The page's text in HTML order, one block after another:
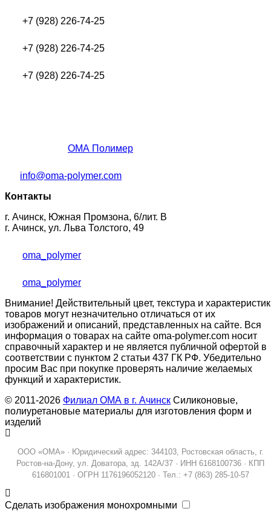
+7 (928) 226-74-25
+7 (928) 226-74-25
+7 (928) 226-74-25
ОМА Полимер
info@oma-polymer.com
Контакты
г. Ачинск, Южная Промзона, 6/лит. В
г. Ачинск, ул. Льва Толстого, 49
oma_polymer
oma_polymer
Внимание! Действительный цвет, текстура и
товаров могут незначительно отличаться от их
изображений и описаний, представленных на сайте. Вся
информация о товарах на сайте oma-polymer.com носит
справочный характер и не является публичной офертой в
соответствии с пунктом 2 статьи 437 ГК РФ. Убедительно
просим Вас при покупке проверять наличие желаемых
функций и характеристик.
© 2011-2026 Филиал ОМА в г. Ачинск Силиконовые,
полиуретановые материалы для изготовления форм и
изделий
ООО «ОМА» · Юридический адрес: 344103, Ростовская область, г.
Ростов-на-Дону, ул. Доватора, зд. 142А/37 · ИНН 6168100736 · КПП
616801001 · ОГРН 1176196052120 · Тел.: +7 (863) 285-10-57
Сделать изображения монохромными